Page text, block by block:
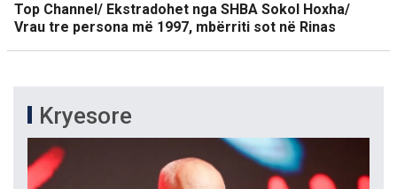
Top Channel/ Ekstradohet nga SHBA Sokol Hoxha/
Vrau tre persona më 1997, mbërriti sot në Rinas
Kryesore